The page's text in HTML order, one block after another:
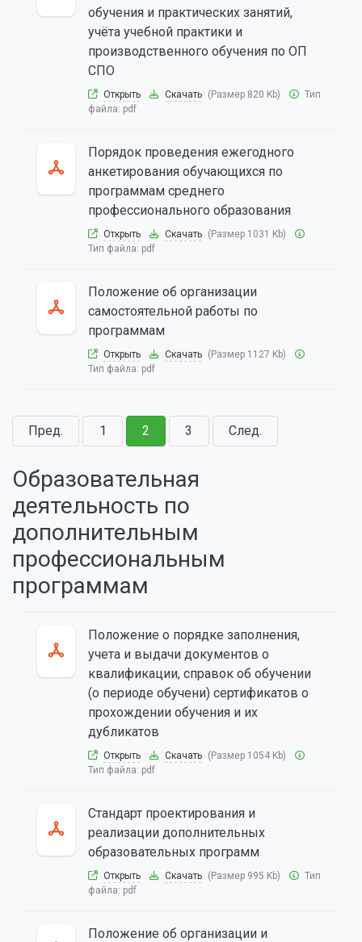
обучения и практических занятий,
учёта учебной практики и
производственного обучения по ОП
СПО
Открыть Скачать (Размер 820 Kb)
Тип
файла: pdf
Порядок проведения ежегодного
анкетирования обучающихся по
программам среднего
профессионального образования
Открыть Скачать (Размер 1031 Kb)
Тип файла: pdf
Положение об организации
самостоятельной работы по
программам
Открыть Скачать (Размер 1127 Kb)
Тип файла: pdf
Пред. 1 2 3 След.
Образовательная
деятельность по
дополнительным
профессиональным
программам
Положение о порядке заполнения,
учета и выдачи документов о
квалификации, справок об обучении
(о периоде обучени) сертификатов о
прохождении обучения и их
дубликатов
Открыть Скачать (Размер 1054 Kb)
Тип файла: pdf
Стандарт проектирования и
реализации дополнительных
образовательных программ
Открыть Скачать (Размер 995 Kb)
Тип
файла: pdf
Положение об организации и